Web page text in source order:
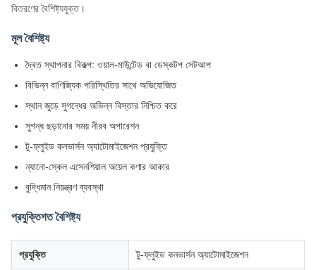
বিতরণের বৈশিষ্ট্যযুক্ত।
মূল বৈশিষ্ট্য
দ্বৈত স্থাপনার বিকল্প: ওয়াল-মাউন্টেড বা ডেস্কটপ সেটআপ
বিভিন্ন বাণিজ্যিক পরিস্থিতির সাথে অভিযোজিত
স্থান জুড়ে সুগন্ধের অভিন্ন বিস্তার নিশ্চিত করে
সুগন্ধ ছড়ানোর সময় নীরব অপারেশন
টু-ফ্লুইড কনভার্সন অ্যাটোমাইজেশন প্রযুক্তি
ন্যানো-স্কেল এসেনশিয়াল অয়েল কণার আকার
বুদ্ধিমান নিয়ন্ত্রণ ব্যবস্থা
প্রযুক্তিগত বৈশিষ্ট্য
প্রযুক্তি টু-ফ্লুইড কনভার্সন অ্যাটোমাইজেশন